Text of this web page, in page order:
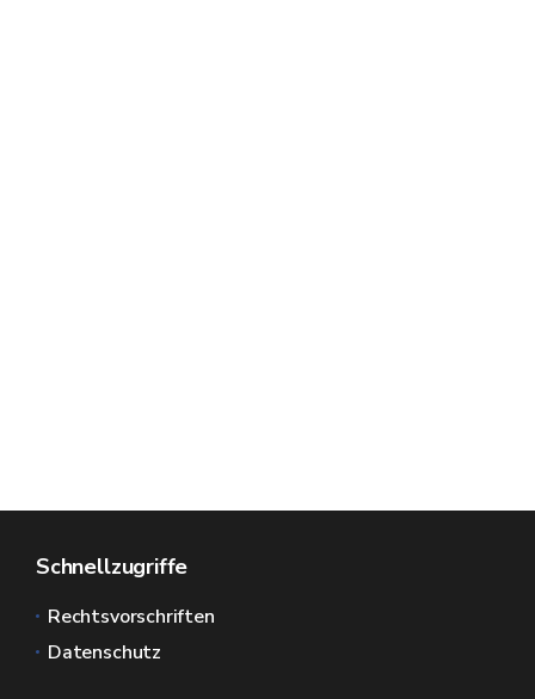
Schnellzugriffe
Rechtsvorschriften
Datenschutz